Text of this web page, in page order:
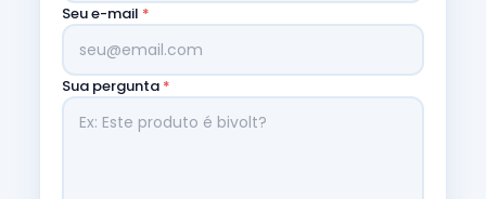
Seu e-mail *
Sua pergunta *